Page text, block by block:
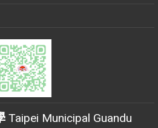
Taipei Municipal Guandu